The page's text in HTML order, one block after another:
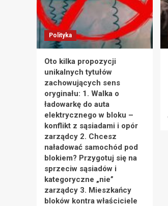
Polityka
Oto kilka propozycji
unikalnych tytułów
zachowujących sens
oryginału: 1. Walka o
ładowarkę do auta
elektrycznego w bloku –
konflikt z sąsiadami i opór
zarządcy 2. Chcesz
naładować samochód pod
blokiem? Przygotuj się na
sprzeciw sąsiadów i
kategoryczne „nie”
zarządcy 3. Mieszkańcy
bloków kontra właściciele